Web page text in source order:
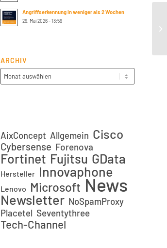
Angriffserkennung in weniger als 2 Wochen
29. Mai 2026 - 13:59
ARCHIV
AixConcept Allgemein Cisco
Cybersense Forenova
Fortinet Fujitsu GData
Hersteller Innovaphone
Lenovo Microsoft News
Newsletter NoSpamProxy
Placetel Seventythree
Tech-Channel